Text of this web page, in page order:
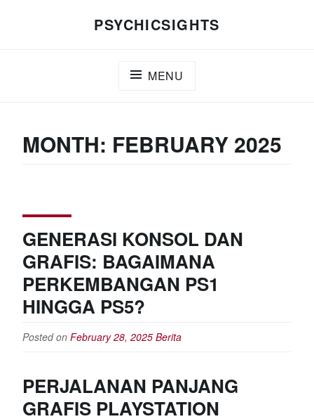
PSYCHICSIGHTS
MENU
MONTH: FEBRUARY 2025
GENERASI KONSOL DAN
GRAFIS: BAGAIMANA
PERKEMBANGAN PS1
HINGGA PS5?
Posted on February 28, 2025 Berita
PERJALANAN PANJANG
GRAFIS PLAYSTATION